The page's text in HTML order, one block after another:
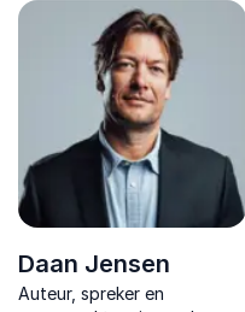
laat zien hoe je mentaal
sterk blijft met vrijheid als
levenskompas.
Daan Jensen
Auteur, spreker en